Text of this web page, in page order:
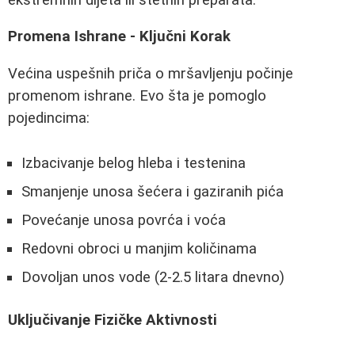
Promena Ishrane - Ključni Korak
Većina uspešnih priča o mršavljenju počinje
promenom ishrane. Evo šta je pomoglo
pojedincima:
Izbacivanje belog hleba i testenina
Smanjenje unosa šećera i gaziranih pića
Povećanje unosa povrća i voća
Redovni obroci u manjim količinama
Dovoljan unos vode (2-2.5 litara dnevno)
Uključivanje Fizičke Aktivnosti